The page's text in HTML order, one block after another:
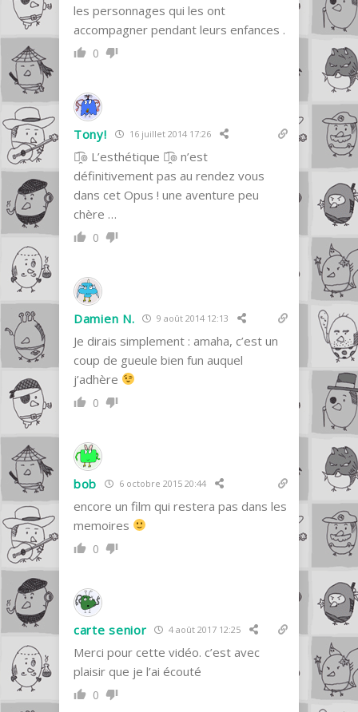
les personnages qui les ont
accompagner pendant leurs enfances .
0
Tony! 16 juillet 2014 17:26
๏̯͡๏ L’esthétique ๏̯͡๏ n’est
définitivement pas au rendez vous
dans cet Opus ! une aventure peu
chère …
0
Damien N. 9 août 2014 12:13
Je dirais simplement : amaha, c’est un
coup de gueule bien fun auquel
j’adhère
0
bob 6 octobre 2015 20:44
encore un film qui restera pas dans les
memoires
0
carte senior 4 août 2017 12:25
Merci pour cette vidéo. c’est avec
plaisir que je l’ai écouté
0